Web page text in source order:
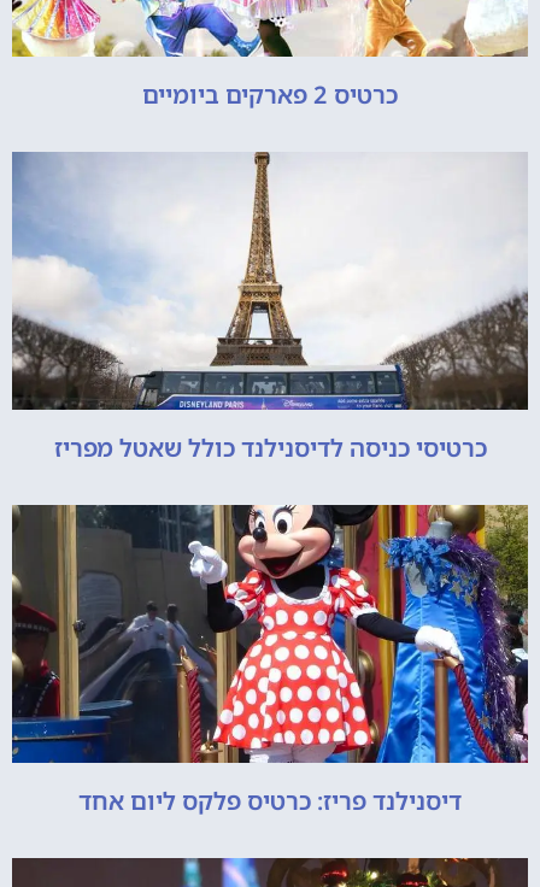
כרטיס 2 פארקים ביומיים
כרטיסי כניסה לדיסנילנד כולל שאטל מפריז
דיסנילנד פריז: כרטיס פלקס ליום אחד